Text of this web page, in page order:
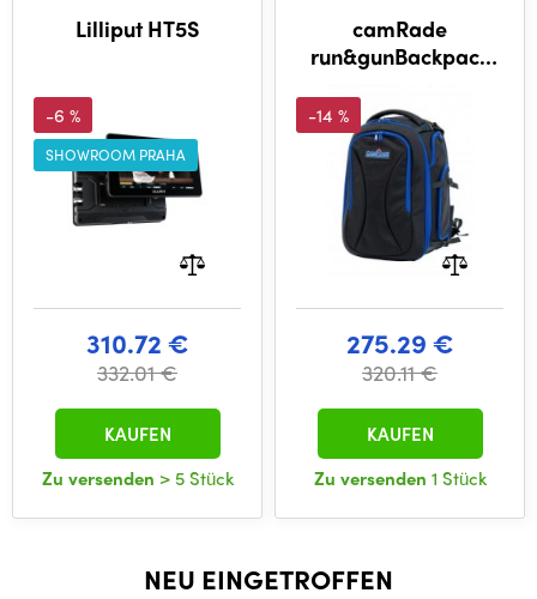
Lilliput HT5S
-6 %
SHOWROOM PRAHA
310.72 €
332.01 €
Zu versenden > 5 Stück
KAUFEN
camRade
run&gunBackpack
-14 %
275.29 €
320.11 €
Zu versenden 1 Stück
KAUFEN
NEU EINGETROFFEN